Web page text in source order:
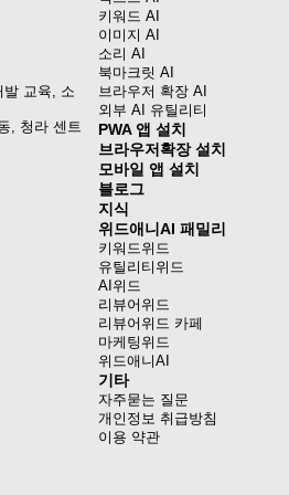
발 교육, 소
, 청라 센트
키워드 AI
이미지 AI
소리 AI
북마크릿 AI
브라우저 확장 AI
외부 AI 유틸리티
PWA 앱 설치
브라우저확장 설치
모바일 앱 설치
블로그
지식
위드애니AI 패밀리
키워드위드
유틸리티위드
AI위드
리뷰어위드
리뷰어위드 카페
마케팅위드
위드애니AI
기타
자주묻는 질문
개인정보 취급방침
이용 약관